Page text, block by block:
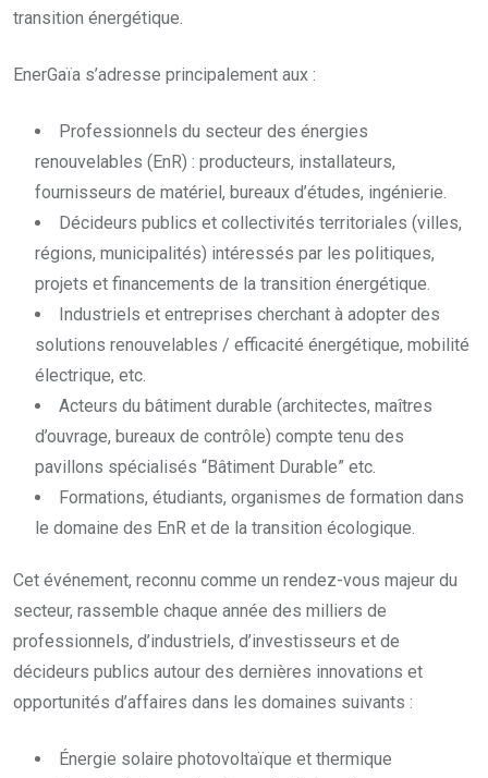
transition énergétique.
EnerGaïa s’adresse principalement aux :
Professionnels du secteur des énergies
renouvelables (EnR) : producteurs, installateurs,
fournisseurs de matériel, bureaux d’études, ingénierie.
Décideurs publics et collectivités territoriales (villes,
régions, municipalités) intéressés par les politiques,
projets et financements de la transition énergétique.
Industriels et entreprises cherchant à adopter des
solutions renouvelables / efficacité énergétique, mobilité
électrique, etc.
Acteurs du bâtiment durable (architectes, maîtres
d’ouvrage, bureaux de contrôle) compte tenu des
pavillons spécialisés “Bâtiment Durable” etc.
Formations, étudiants, organismes de formation dans
le domaine des EnR et de la transition écologique.
Cet événement, reconnu comme un rendez-vous majeur du
secteur, rassemble chaque année des milliers de
professionnels, d’industriels, d’investisseurs et de
décideurs publics autour des dernières innovations et
opportunités d’affaires dans les domaines suivants :
Énergie solaire photovoltaïque et thermique